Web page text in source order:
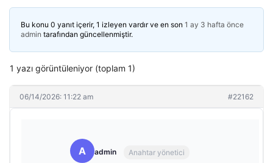
Bu konu 0 yanıt içerir, 1 izleyen vardır ve en son 1 ay 3 hafta önce
admin tarafından güncellenmiştir.
1 yazı görüntüleniyor (toplam 1)
06/14/2026: 11:22 am #22162
A admin Anahtar yönetici